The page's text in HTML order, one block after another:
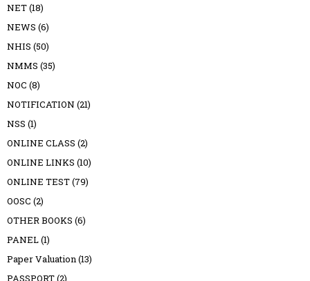
NET(18)
NEWS (6)
NHIS (50)
NMMS (35)
NOC (8)
NOTIFICATION (21)
NSS (1)
ONLINE CLASS (2)
ONLINE LINKS (10)
ONLINE TEST(79)
OOSC (2)
OTHER BOOKS (6)
PANEL(1)
Paper Valuation(13)
PASSPORT(2)